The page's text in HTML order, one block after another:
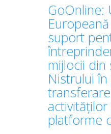
GoOnline:
suport
mijlocii din
Nistrului
activităților
platforme